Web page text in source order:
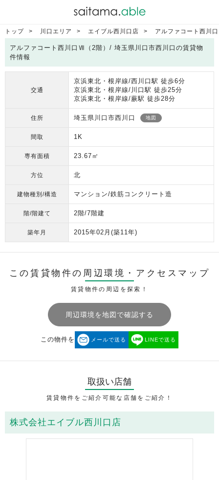
トップ 川口エリア エイブル西川口店 アルファコート西川
アルファコート西川口Ⅶ（2階）/ 埼玉県川口市西川口の賃貸物
件情報
交通
京浜東北・根岸線/西川口駅 徒歩6分
京浜東北・根岸線/川口駅 徒歩25分
京浜東北・根岸線/蕨駅 徒歩28分
住所 埼玉県川口市西川口 地図
間取 1K
専有面積 23.67㎡
方位 北
建物種別/構造 マンション/鉄筋コンクリート造
階/階建て 2階/7階建
築年月 2015年02月 (築11年)
この賃貸物件の周辺環境・ アクセスマップ
賃貸物件の周辺を探索！
周辺環境を地図で確認する
この物件を メールで送る LINEで送る
取扱い店舗
賃貸物件をご紹介可能な店舗をご紹介！
株式会社エイブル西川口店